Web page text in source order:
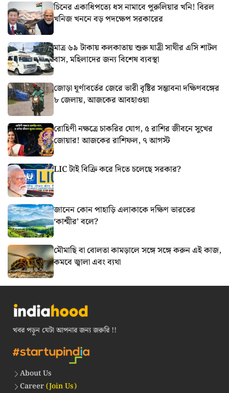
চিনের একাধিপত্যে ধস নামাবে পুরুলিয়ার খনি! বিরল
খনিজ খননে বড় পদক্ষেপ সরকারের
মাত্র ৬৯ টাকায় কলকাতায় শুরু যাত্রী সাথীর এসি শাটল
বাস, মহিলাদের জন্য বিশেষ ব্যবস্থা
জোড়া ঘূর্ণাবর্তের জেরে ভারী বৃষ্টির সম্ভাবনা দক্ষিণবঙ্গের
৮ জেলায়, আজকের আবহাওয়া
রোহিণী নক্ষত্রে চাকরির যোগ, ৫ রাশির জীবনে সুখের
জোয়ার! আজকের রাশিফল, ৭ আগস্ট
LIC টাই বিক্রি করে দিতে চলেছে সরকার?
জানেন কোন পাহাড়ি এলাকাকে দক্ষিণ ভারতের
‘কাশ্মীর’ বলে?
মৌমাছি বা বোলতা কামড়ালে সঙ্গে সঙ্গে করুন এই কাজ,
কমবে জ্বালা এবং ব্যথা
খবর পড়ুন যেটা আপনার জন্য জরুরি !!
About Us
Career(Join Us)